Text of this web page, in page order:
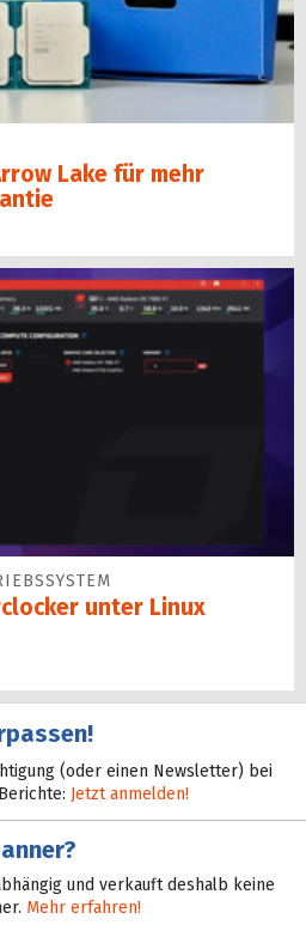
Lake für mehr
unter Linux
(oder einen Newsletter) bei
Jetzt anmelden!
und verkauft deshalb keine
Mehr erfahren!